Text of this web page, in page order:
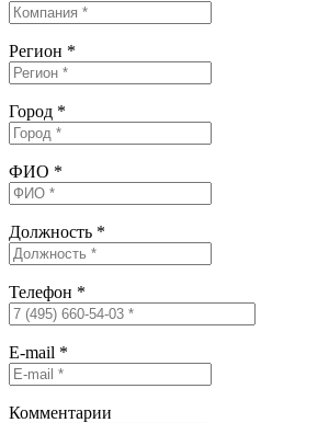
Регион *
Город *
ФИО *
Должность *
Телефон *
E-mail *
Комментарии